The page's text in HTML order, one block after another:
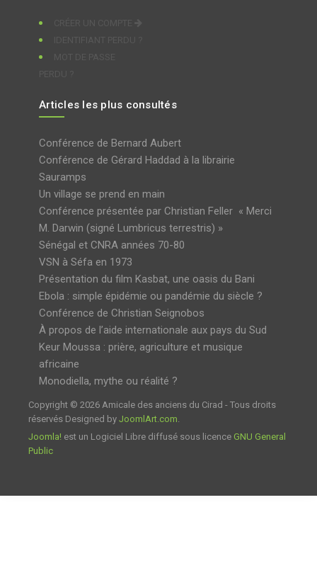
Articles les plus consultés
Conférence de Bernard Aubert
Conférence de Gérard Haddad à la librairie
Sauramps
Un village se prend en main
Conférence présentée par Christian Feller « Merci
M. Darwin (signé Lumbricus terrestris) »
Sénégal et CNRA années 70-80
VSN à Séfa en 1973
Présentation du film Kasbat, une oasis du Bani
Ebola : simple épidémie ou pandémie du siècle ?
Conférence de Christian Seignobos
À propos de l’aide internationale aux pays du Sud
Keur Moussa : prière, agriculture et musique
africaine
Monodiella, mythe ou réalité ?
Copyright © 2026 Amicale des anciens du Cirad - Tous droits
réservés Designed by JoomlArt.com.
Joomla! est un Logiciel Libre diffusé sous licence GNU General
Public